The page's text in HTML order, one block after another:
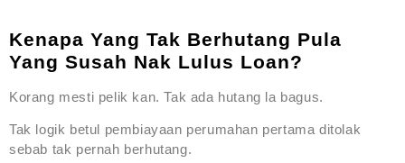
Kenapa Yang Tak Berhutang Pula
Yang Susah Nak Lulus Loan?
Korang mesti pelik kan. Tak ada hutang la bagus.
Tak logik betul pembiayaan perumahan pertama ditolak
sebab tak pernah berhutang.